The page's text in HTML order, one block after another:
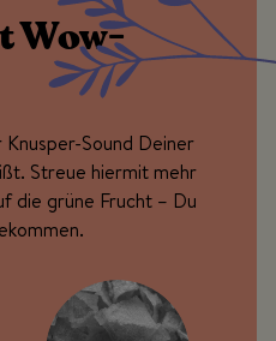
Wow-
Sound Deiner
Streue hiermit mehr
die grüne Frucht – Du